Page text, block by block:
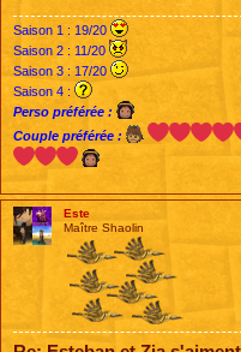
Saison 1 : 19/20
Saison 2 : 11/20
Saison 3 : 17/20
Saison 4 :
Perso préférée :
Couple préférée :
Este
Maître Shaolin